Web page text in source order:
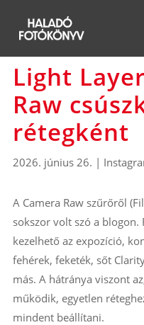
Light
Raw
rétegként
2026. június 26. |
A Camera Raw szűrőről
sokszor volt szó a blogon.
kezelhető az expozíció,
fehérek, feketék, sőt
más. A hátránya viszont
működik, egyetlen
mindent beállítani.